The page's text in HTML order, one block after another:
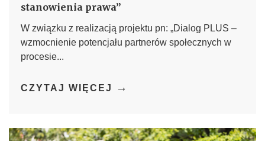
stanowienia prawa”
W związku z realizacją projektu pn: „Dialog PLUS –
wzmocnienie potencjału partnerów społecznych w
procesie...
CZYTAJ WIĘCEJ →